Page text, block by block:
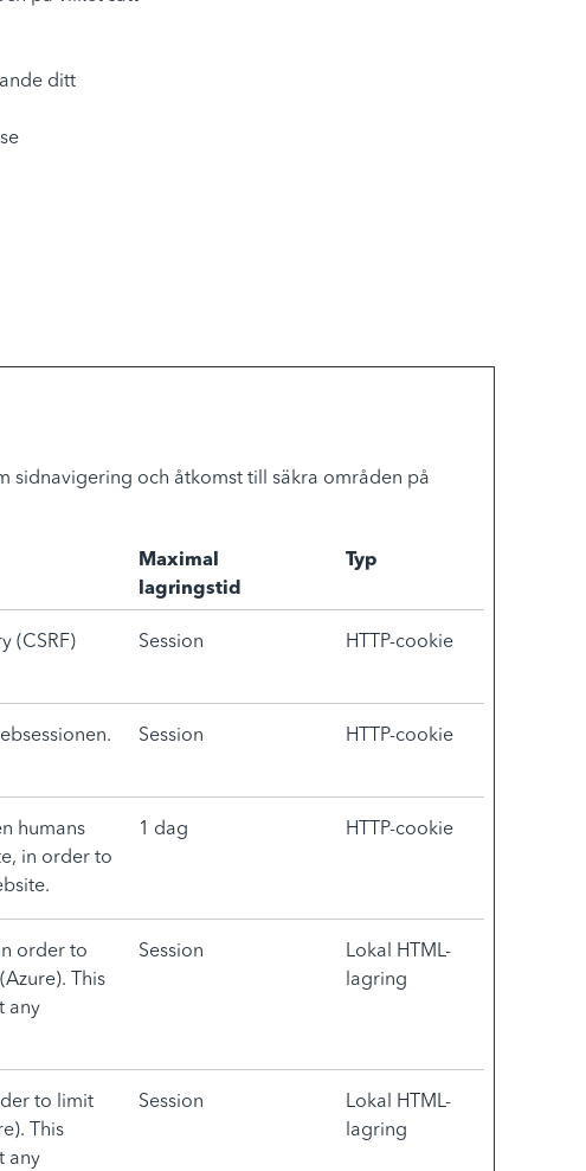
ditt
sidnavigering och åtkomst till säkra områden på
Maximal
lagringstid
Typ
(CSRF)
Session HTTP-cookie
Session HTTP-cookie
humans
in order to
1 dag HTTP-cookie
order to
This
any
Session
Lokal HTML-
lagring
to limit
This
any
Session
Lokal HTML-
lagring